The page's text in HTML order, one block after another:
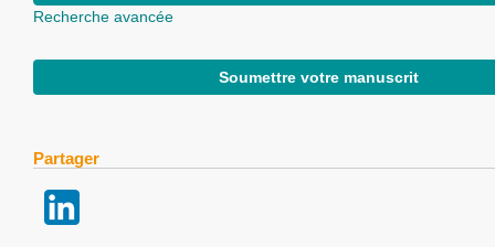
Recherche avancée
Soumettre votre manuscrit
Partager